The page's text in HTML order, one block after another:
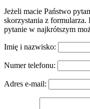
Jeżeli macie Państwo
skorzystania z formularza.
pytanie w najkrótszym
Imię i nazwisko:
Numer telefonu:
Adres e-mail: